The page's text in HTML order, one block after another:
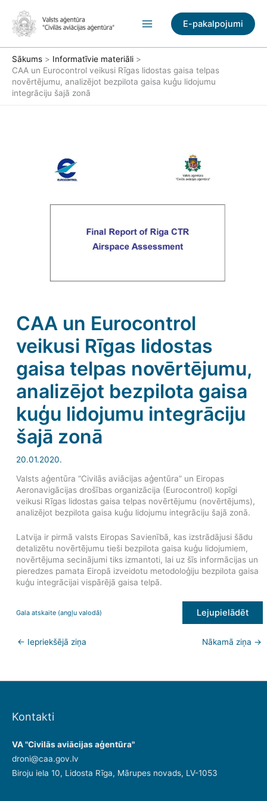
saturu
E-pakalpojumi
Sākums
Informatīvie materiāli
CAA un Eurocontrol veikusi Rīgas lidostas gaisa telpas
novērtējumu, analizējot bezpilota gaisa kuģu lidojumu
integrāciju šajā zonā
CAA un Eurocontrol
veikusi Rīgas lidostas
gaisa telpas novērtējumu,
analizējot bezpilota gaisa
kuģu lidojumu integrāciju
šajā zonā
20.01.2020.
Valsts aģentūra “Civilās aviācijas aģentūra” un Eiropas
Aeronavigācijas drošības organizācija (Eurocontrol) kopīgi
veikusi Rīgas lidostas gaisa telpas novērtējumu (novērtējums),
analizējot bezpilota gaisa kuģu lidojumu integrāciju šajā zonā.
Latvija ir pirmā valsts Eiropas Savienībā, kas izstrādājusi šādu
detalizētu novērtējumu tieši bezpilota gaisa kuģu lidojumiem,
novērtējuma secinājumi tiks izmantoti, lai uz šīs informācijas un
pieredzes pamata Eiropā izveidotu metodoloģiju bezpilota gaisa
kuģu integrācijai vispārējā gaisa telpā.
Gala atskaite (angļu valodā) Lejupielādēt
← Iepriekšējā ziņa Nākamā ziņa →
Kontakti
VA "Civilās aviācijas aģentūra"
droni@caa.gov.lv
Biroju iela 10, Lidosta Rīga, Mārupes novads, LV-1053